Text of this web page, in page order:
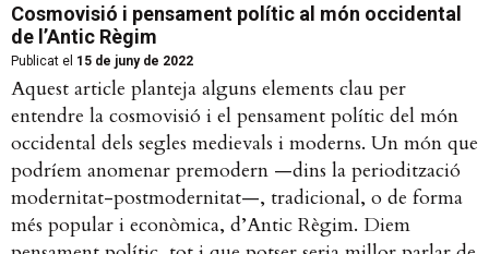
Cosmovisió i pensament polític al món occidental
de l’Antic Règim
Publicat el 15 de juny de 2022
Aquest article planteja alguns elements clau per
entendre la cosmovisió i el pensament polític del món
occidental dels segles medievals i moderns. Un món que
podríem anomenar premodern —dins la periodització
modernitat-postmodernitat—, tradicional, o de forma
més popular i econòmica, d’Antic Règim. Diem